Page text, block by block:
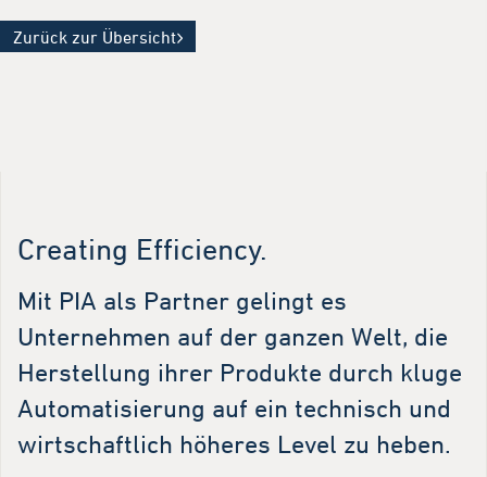
Zurück zur Übersicht
Creating Efficiency.
Mit PIA als Partner gelingt es
Unternehmen auf der ganzen Welt, die
Herstellung ihrer Produkte durch kluge
Automatisierung auf ein technisch und
wirtschaftlich höheres Level zu heben.